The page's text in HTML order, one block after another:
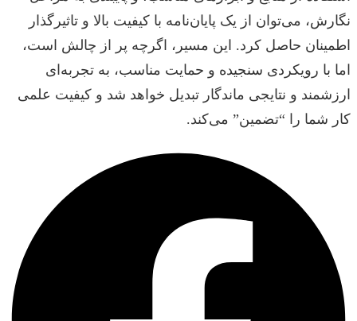
نگارش، می‌توان از یک پایان‌نامه با کیفیت بالا و تاثیرگذار
اطمینان حاصل کرد. این مسیر، اگرچه پر از چالش است،
اما با رویکردی سنجیده و حمایت مناسب، به تجربه‌ای
ارزشمند و نتایجی ماندگار تبدیل خواهد شد و کیفیت علمی
کار شما را “تضمین” می‌کند.